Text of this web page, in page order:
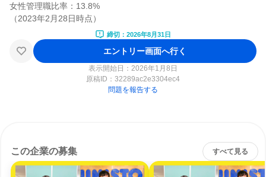
女性管理職比率：13.8%
締切：2026年8月31日
エントリー画面へ行く
表示開始日：2026年1月8日
原稿ID： 32289ac2e3304ec4
問題を報告する
この企業の募集 すべて見る